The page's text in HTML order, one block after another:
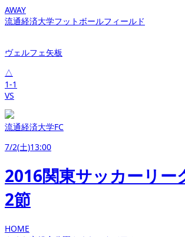
AWAY
流通経済大学フットボールフィールド
ヴェルフェ矢板
△
1-1
VS
流通経済大学FC
7/2(土)13:00
2016関東サッカーリー
2節
HOME